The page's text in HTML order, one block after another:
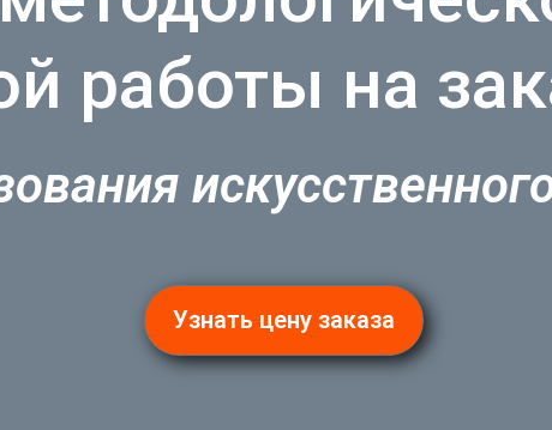
работы на
Узнать цену заказа